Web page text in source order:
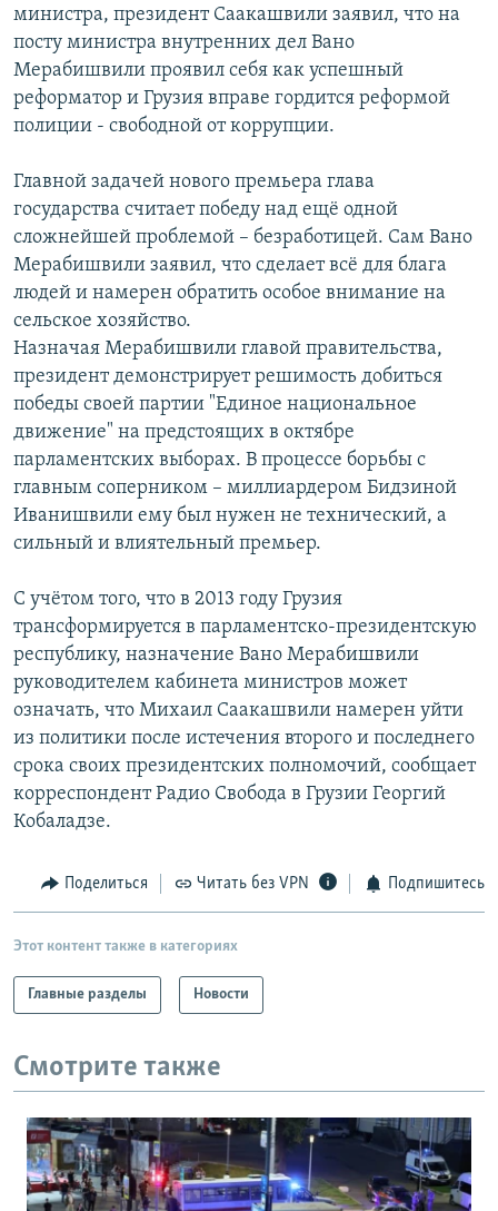
министра, президент Саакашвили заявил, что на
посту министра внутренних дел Вано
Мерабишвили проявил себя как успешный
реформатор и Грузия вправе гордится реформой
полиции - свободной от коррупции.
Главной задачей нового премьера глава
государства считает победу над ещё одной
сложнейшей проблемой – безработицей. Сам Вано
Мерабишвили заявил, что сделает всё для блага
людей и намерен обратить особое внимание на
сельское хозяйство.
Назначая Мерабишвили главой правительства,
президент демонстрирует решимость добиться
победы своей партии "Единое национальное
движение" на предстоящих в октябре
парламентских выборах. В процессе борьбы с
главным соперником – миллиардером Бидзиной
Иванишвили ему был нужен не технический, а
сильный и влиятельный премьер.
С учётом того, что в 2013 году Грузия
трансформируется в парламентско-президентскую
республику, назначение Вано Мерабишвили
руководителем кабинета министров может
означать, что Михаил Саакашвили намерен уйти
из политики после истечения второго и последнего
срока своих президентских полномочий, сообщает
корреспондент Радио Свобода в Грузии Георгий
Кобаладзе.
Поделиться Читать без VPN Подпишитесь
Этот контент также в категориях
Главные разделы Новости
Смотрите также